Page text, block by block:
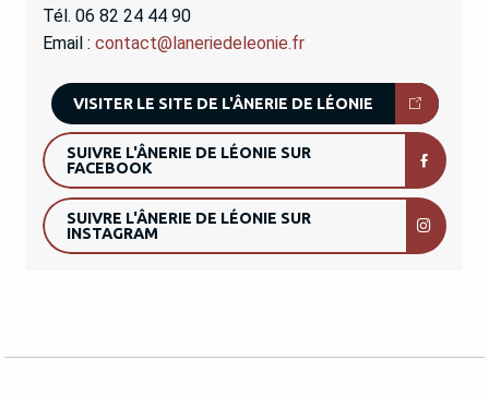
Tél. 06 82 24 44 90
Email : contact@laneriedeleonie.fr
VISITER LE SITE DE L'ÂNERIE DE LÉONIE
SUIVRE L'ÂNERIE DE LÉONIE SUR
FACEBOOK
SUIVRE L'ÂNERIE DE LÉONIE SUR
INSTAGRAM